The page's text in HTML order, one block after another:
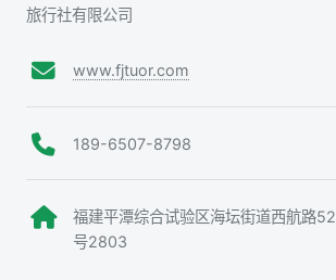
旅行社有限公司
www.fjtuor.com
189-6507-8798
福建平潭综合试验区海坛街道西航路52
号2803